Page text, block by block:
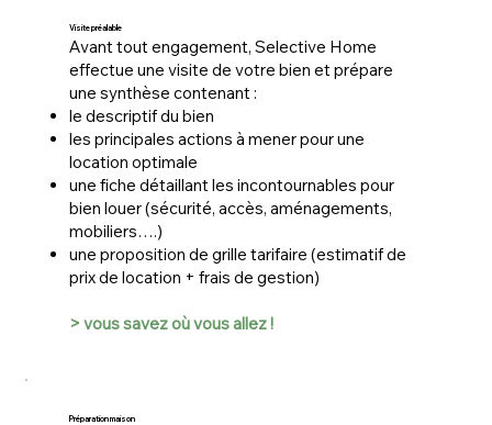
Visite préalable
Avant tout engagement, Selective Home
effectue une visite de votre bien et prépare
une synthèse contenant :
le descriptif du bien
les principales actions à mener pour une
location optimale
une fiche détaillant les incontournables pour
bien louer (sécurité, accès, aménagements,
mobiliers….)
une proposition de grille tarifaire (estimatif de
prix de location + frais de gestion)
> vous savez où vous allez !
Préparation maison